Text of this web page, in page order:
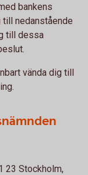
bankens
till nedanstående
till dessa
vända dig till
23 Stockholm,